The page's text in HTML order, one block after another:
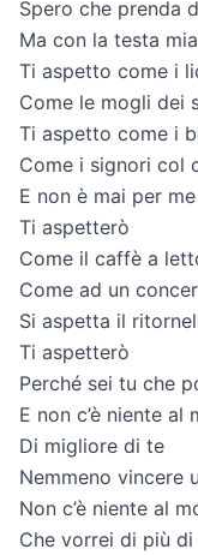
Spero che prenda
Ma con la testa mia
Ti aspetto come i
Come le mogli dei
Ti aspetto come i
Come i signori col
E non è mai per me
Ti aspetterò
Come il caffè a
Come ad un
Si aspetta il
Ti aspetterò
Perché sei tu che
E non c’è niente al
Di migliore di te
Nemmeno vincere
Non c’è niente al
Che vorrei di più